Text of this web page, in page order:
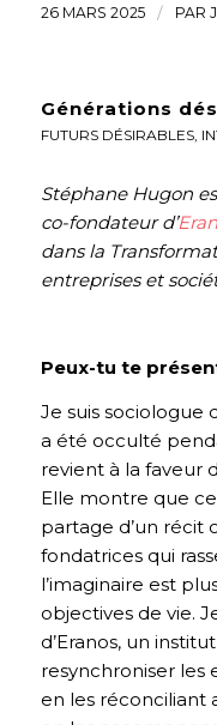
26 MARS 2025 / PAR
Générations
FUTURS DÉSIRABLES,
Stéphane Hugon
co-fondateur d’
dans la
entreprises et
Peux-tu te
Je suis sociologue
a été occulté
revient à la faveur
Elle montre que ce
partage d’un récit
fondatrices qui
l’imaginaire est
objectives de vie.
d’Eranos, un
resynchroniser les
en les réconciliant